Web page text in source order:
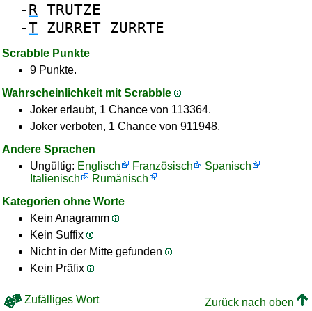
- R TRUTZE
-T ZURRET ZURRTE
Scrabble Punkte
9 Punkte.
Wahrscheinlichkeit mit Scrabble
Joker erlaubt, 1 Chance von 113364.
Joker verboten, 1 Chance von 911948.
Andere Sprachen
Ungültig: Englisch Französisch
Spanisch
Italienisch
Rumänisch
Kategorien ohne Worte
Kein Anagramm
Kein Suffix
Nicht in der Mitte gefunden
Kein Präfix
Zufälliges Wort
Zurück nach oben